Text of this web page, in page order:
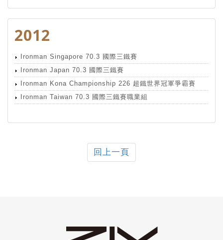
2012
Ironman Singapore 70.3 國際三鐵賽
Ironman Japan 70.3 國際三鐵賽
Ironman Kona Championship 226 超鐵世界冠軍爭霸賽
Ironman Taiwan 70.3 國際三鐵賽職業組
回上一頁